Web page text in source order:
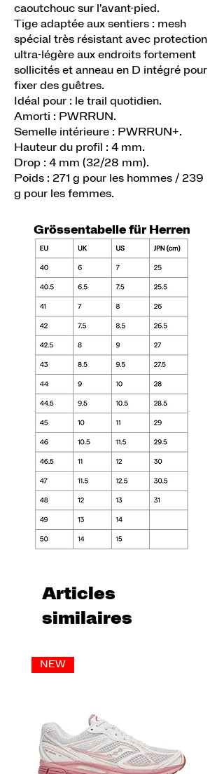
caoutchouc sur l'avant-pied.
Tige adaptée aux sentiers : mesh
spécial très résistant avec protection
ultra-légère aux endroits fortement
sollicités et anneau en D intégré pour
fixer des guêtres.
Idéal pour : le trail quotidien.
Amorti : PWRRUN.
Semelle intérieure : PWRRUN+.
Hauteur du profil : 4 mm.
Drop : 4 mm (32/28 mm).
Poids : 271 g pour les hommes / 239
g pour les femmes.
Grössentabelle für Herren
Articles
similaires
NEW